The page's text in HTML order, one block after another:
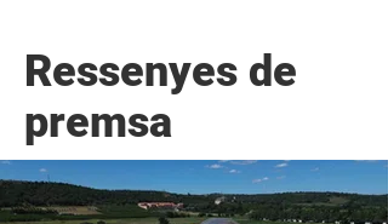
Ressenyes de
premsa